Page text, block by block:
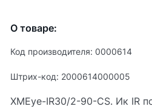
О товаре:
Код производителя: 0000614
Штрих-код: 2000614000005
XMEye-IR30/2-90-CS. Ик IR